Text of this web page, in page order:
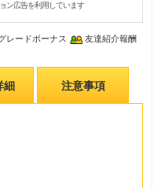
ン広告を利用しています
レードボーナス 友達紹介報酬
細 注意事項